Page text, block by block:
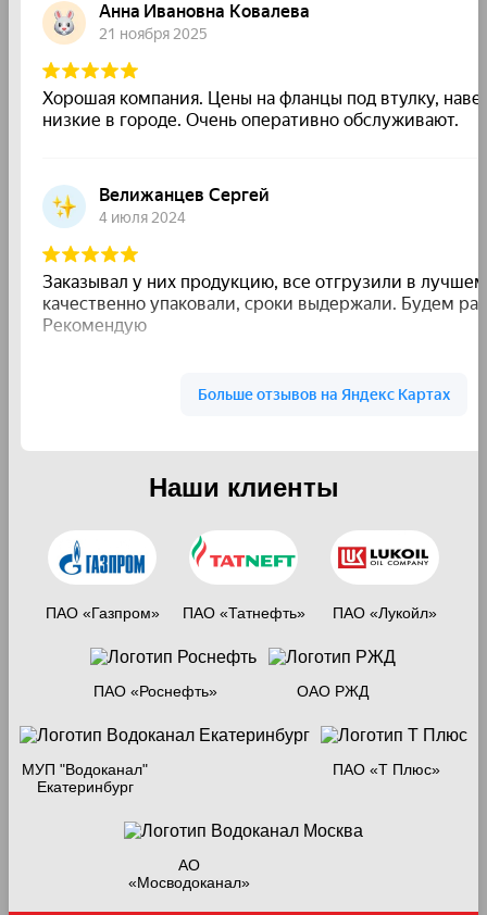
Наши клиенты
ПАО «Газпром» ПАО «Татнефть» ПАО «Лукойл»
ПАО «Роснефть» ОАО РЖД
МУП "Водоканал"
Екатеринбург
ПАО «Т Плюс»
АО
«Мосводоканал»